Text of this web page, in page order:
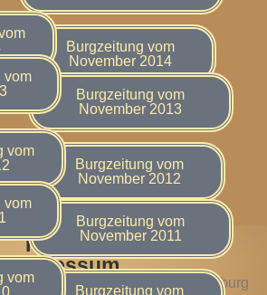
Burgzeitung vom
November 2014
Burgzeitung vom
November 2013
Burgzeitung vom
November 2012
vom
vom
Burgzeitung vom
November 2011
Burgzeitung vom
vom
vom
Kontakt
Impressum
Erhaltung der Ruine Wachtenburg